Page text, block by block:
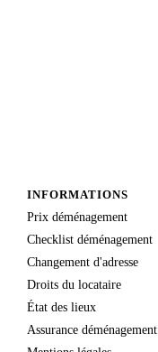
INFORMATIONS
Prix déménagement
Checklist déménagement
Changement d'adresse
Droits du locataire
État des lieux
Assurance déménagement